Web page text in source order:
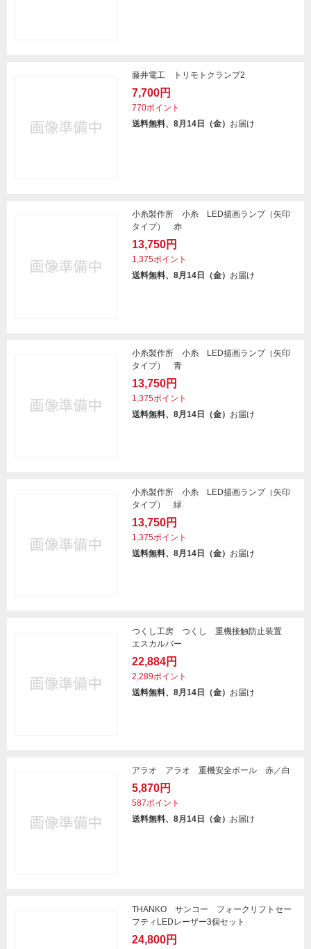
藤井電工 トリモトクランプ2
7,700円
770ポイント
送料無料、8月14日（金） お届け
小糸製作所 小糸 LED描画ランプ（矢印
タイプ） 赤
13,750円
1,375ポイント
送料無料、8月14日（金） お届け
小糸製作所 小糸 LED描画ランプ（矢印
タイプ） 青
13,750円
1,375ポイント
送料無料、8月14日（金） お届け
小糸製作所 小糸 LED描画ランプ（矢印
タイプ） 緑
13,750円
1,375ポイント
送料無料、8月14日（金） お届け
つくし工房 つくし 重機接触防止装置
エスカルバー
22,884円
2,289ポイント
送料無料、8月14日（金） お届け
アラオ アラオ 重機安全ポール 赤／白
5,870円
587ポイント
送料無料、8月14日（金） お届け
THANKO サンコー フォークリフトセー
フティLEDレーザー3個セット
24,800円